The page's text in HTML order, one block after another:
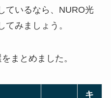
ているなら、NURO光
てみましょう。
まとめました。
キ